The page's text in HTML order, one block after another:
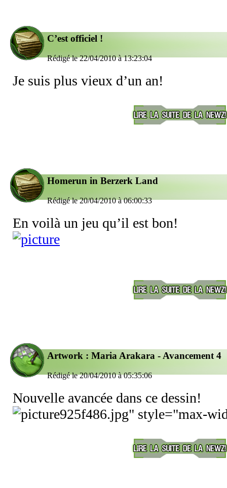
C’est officiel !
Rédigé le 22/04/2010 à 13:23:04
Je suis plus vieux d’un an!
Homerun in Berzerk Land
Rédigé le 20/04/2010 à 06:00:33
En voilà un jeu qu’il est bon!
Artwork : Maria Arakara - Avancement 4
Rédigé le 20/04/2010 à 05:35:06
Nouvelle avancée dans ce dessin!
925f486.jpg" style="max-